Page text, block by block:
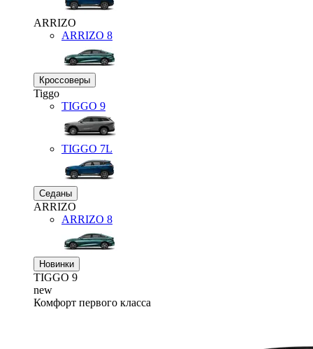
ARRIZO
ARRIZO 8
Кроссоверы
Tiggo
TIGGO 9
TIGGO 7L
Седаны
ARRIZO
ARRIZO 8
Новинки
TIGGO 9
new
Комфорт первого класса